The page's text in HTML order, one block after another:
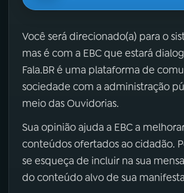
Você será direcionado(a) para o
mas é com a EBC que estará
Fala.BR é uma plataforma de
sociedade com a administração
meio das Ouvidorias.
Sua opinião ajuda a EBC a
conteúdos ofertados ao cidadão.
se esqueça de incluir na sua
do conteúdo alvo de sua